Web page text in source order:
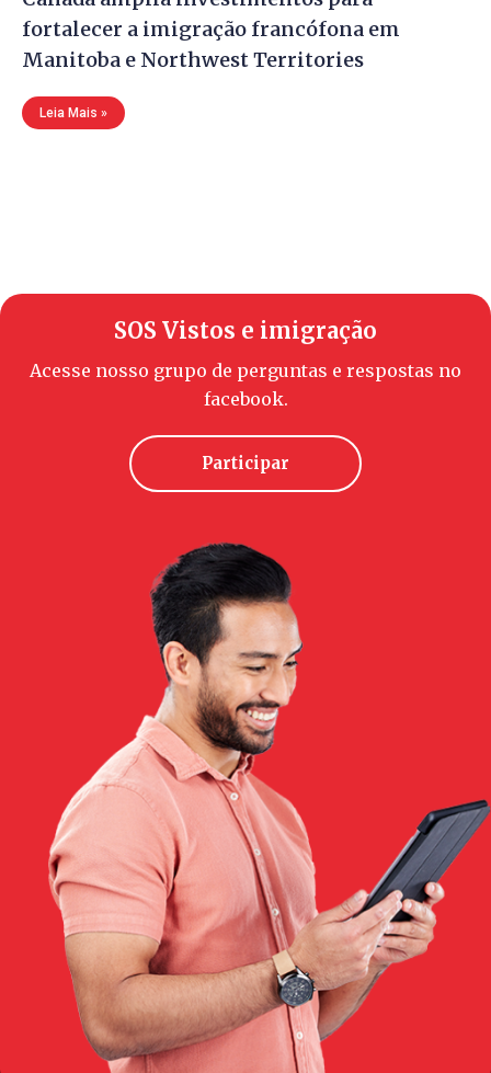
fortalecer a imigração francófona em
Manitoba e Northwest Territories
Leia Mais »
SOS Vistos e imigração
Acesse nosso grupo de perguntas e respostas no
facebook.
Participar